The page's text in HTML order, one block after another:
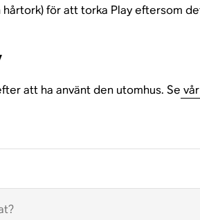
för att torka Play eftersom
att ha använt den utomhus. Se